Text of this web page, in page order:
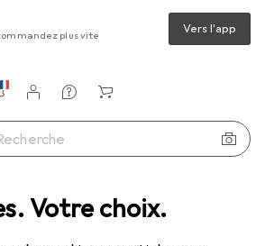
Votre choix.
plus vite Vers l'app
client
de comparaison
d'envies
pour le poste de travail